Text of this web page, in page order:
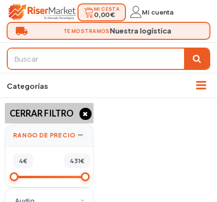
MI CESTA
0,00 € Mi cuenta
CERRAR FILTRO ✖
RANGO DE PRECIO
4€ 431€